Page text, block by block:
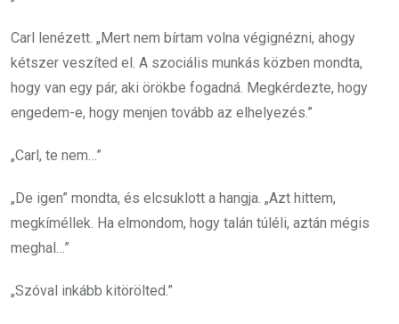
Carl lenézett. „Mert nem bírtam volna végignézni, ahogy
kétszer veszíted el. A szociális munkás közben mondta,
hogy van egy pár, aki örökbe fogadná. Megkérdezte, hogy
engedem-e, hogy menjen tovább az elhelyezés.”
„Carl, te nem…”
„De igen” mondta, és elcsuklott a hangja. „Azt hittem,
megkíméllek. Ha elmondom, hogy talán túléli, aztán mégis
meghal…”
„Szóval inkább kitörölted.”